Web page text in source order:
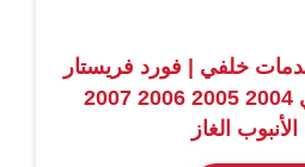
صدمات خلفي | فورد فريستار
ميركوري مونتيري 2004 2005 2006 2007
الأنبوب الغاز